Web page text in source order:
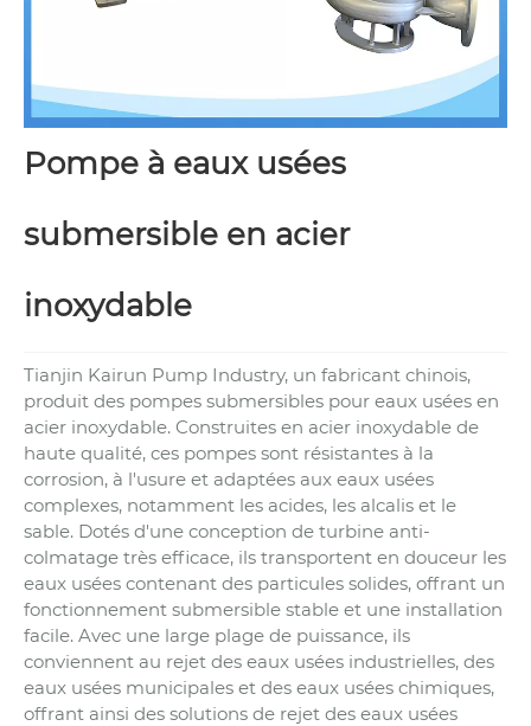
Pompe à eaux usées
submersible en acier
inoxydable
Tianjin Kairun Pump Industry, un fabricant chinois,
produit des pompes submersibles pour eaux usées en
acier inoxydable. Construites en acier inoxydable de
haute qualité, ces pompes sont résistantes à la
corrosion, à l'usure et adaptées aux eaux usées
complexes, notamment les acides, les alcalis et le
sable. Dotés d'une conception de turbine anti-
colmatage très efficace, ils transportent en douceur les
eaux usées contenant des particules solides, offrant un
fonctionnement submersible stable et une installation
facile. Avec une large plage de puissance, ils
conviennent au rejet des eaux usées industrielles, des
eaux usées municipales et des eaux usées chimiques,
offrant ainsi des solutions de rejet des eaux usées